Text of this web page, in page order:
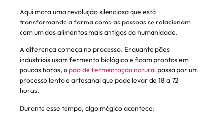
Aqui mora uma revolução silenciosa que está
transformando a forma como as pessoas se relacionam
com um dos alimentos mais antigos da humanidade.
A diferença começa no processo. Enquanto pães
industriais usam fermento biológico e ficam prontos em
poucas horas, o pão de fermentação natural passa por um
processo lento e artesanal que pode levar de 18 a 72
horas.
Durante esse tempo, algo mágico acontece: